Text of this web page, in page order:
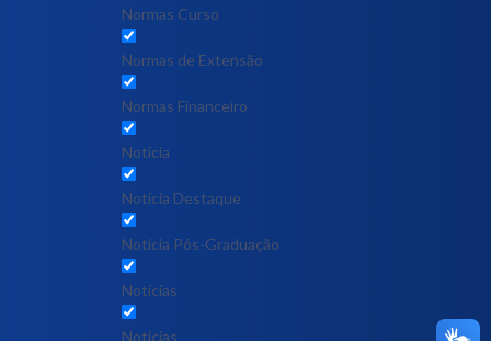
Normas Curso
Normas de Extensão
Normas Financeiro
Notícia
Notícia Destaque
Noticia Pós-Graduação
Notícias
Notícias